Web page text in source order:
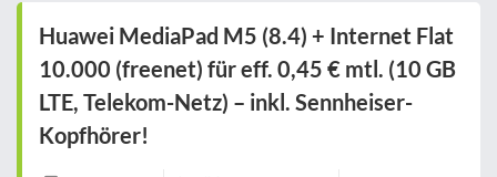
Huawei MediaPad M5 (8.4) + Internet Flat
10.000 (freenet) für eff. 0,45 € mtl. (10 GB
LTE, Telekom-Netz) – inkl. Sennheiser-
Kopfhörer!